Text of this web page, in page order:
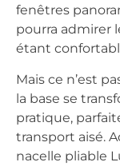
fenêtres
pourra admirer
étant
Mais ce n’est
la base se
pratique,
transport aisé.
nacelle pliable